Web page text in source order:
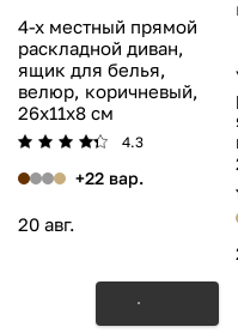
4-х местный прямой
раскладной диван,
ящик для белья,
велюр, коричневый,
26x11x8 см
4.3
+22 вар.
20 авг.